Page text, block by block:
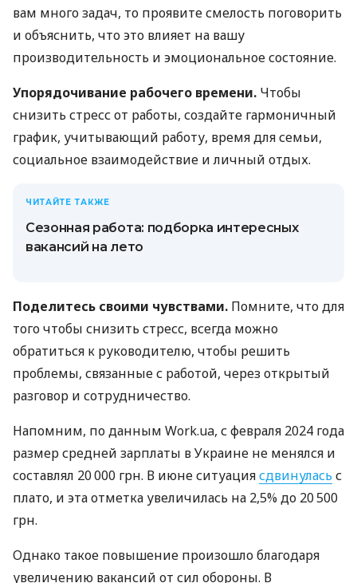
вам много задач, то проявите смелость поговорить
и объяснить, что это влияет на вашу
производительность и эмоциональное состояние.
Упорядочивание рабочего времени. Чтобы
снизить стресс от работы, создайте гармоничный
график, учитывающий работу, время для семьи,
социальное взаимодействие и личный отдых.
ЧИТАЙТЕ ТАКЖЕ
Сезонная работа: подборка интересных
вакансий на лето
Поделитесь своими чувствами. Помните, что для
того чтобы снизить стресс, всегда можно
обратиться к руководителю, чтобы решить
проблемы, связанные с работой, через открытый
разговор и сотрудничество.
Напомним, по данным Work.ua, с февраля 2024 года
размер средней зарплаты в Украине не менялся и
составлял 20 000 грн. В июне ситуациясдвинулась с
плато, и эта отметка увеличилась на 2,5% до 20 500
грн.
Однако такое повышение произошло благодаря
увеличению вакансий от сил обороны. В